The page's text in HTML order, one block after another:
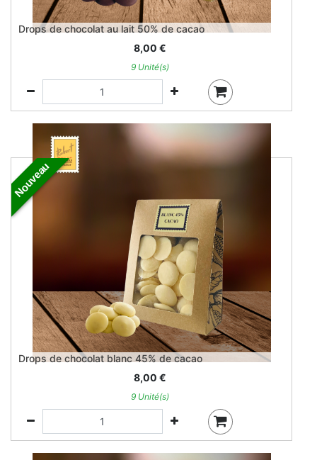
Drops de chocolat au lait 50% de cacao
8,00 €
9 Unité(s)
Nouveau
Drops de chocolat blanc 45% de cacao
8,00 €
9 Unité(s)